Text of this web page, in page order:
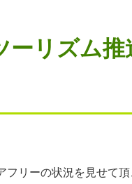
ーリズム
リーの状況を見せて頂